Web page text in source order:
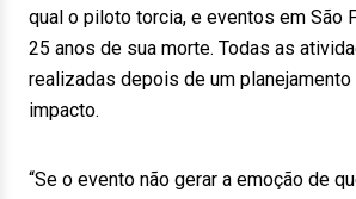
qual o piloto torcia, e eventos em São
25 anos de sua morte. Todas as
realizadas depois de um
impacto.
“Se o evento não gerar a emoção de